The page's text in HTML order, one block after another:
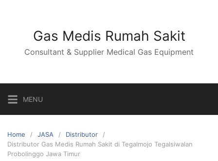
Gas Medis Rumah Sakit
Consultant & Supplier Medical Gas Equipment
MENU
Home JASA
Distributor
Distributor Gas Medis Rumah Sakit di Tegalmojo Tegalsiwalan
Probolinggo Jawa Timur